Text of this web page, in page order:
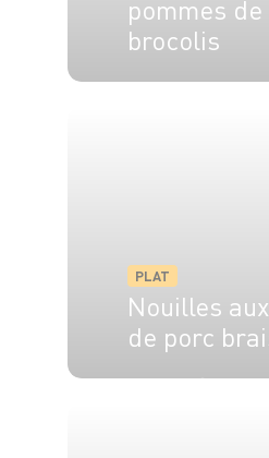
pommes
brocolis
PLAT
Nouilles
de porc